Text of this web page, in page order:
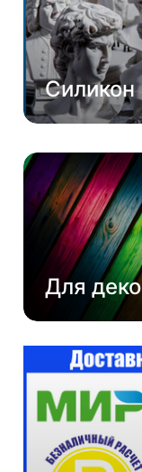
Силикон
Для